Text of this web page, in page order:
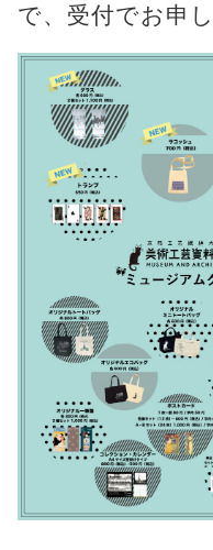
で、受付でお申